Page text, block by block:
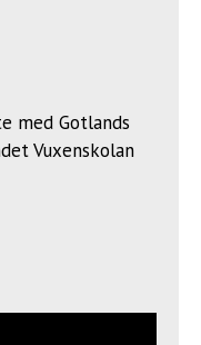
med Gotlands
Vuxenskolan